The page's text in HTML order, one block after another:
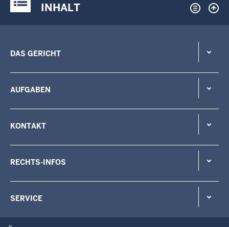
INHALT
DAS GERICHT
AUFGABEN
KONTAKT
RECHTS-INFOS
SERVICE